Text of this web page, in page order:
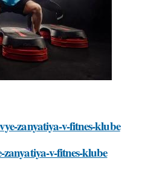
zanyatiya-v-fitnes-klube
v-fitnes-klube